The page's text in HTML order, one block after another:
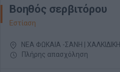
Βοηθός σερβιτόρου
Εστίαση
ΝΕΑ ΦΩΚΑΙΑ -ΣΑΝΗ | ΧΑΛΚΙΔΙΚΗ
Πλήρης απασχόληση